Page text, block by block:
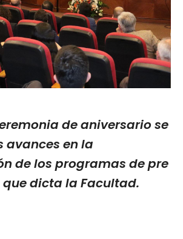
de aniversario se
avances en la
de los programas de pre
dicta la Facultad.